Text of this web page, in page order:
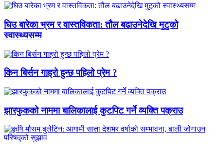
घिउ बारेका भ्रम र वास्तविकता: तौल बढाउनेदेखि मुटुको
स्वास्थ्यसम्म
किन बिर्सन गाह्रो हुन्छ पहिलो प्रेम ?
झारफुकको नाममा बालिकालाई कुटपिट गर्ने व्यक्ति पक्राउ